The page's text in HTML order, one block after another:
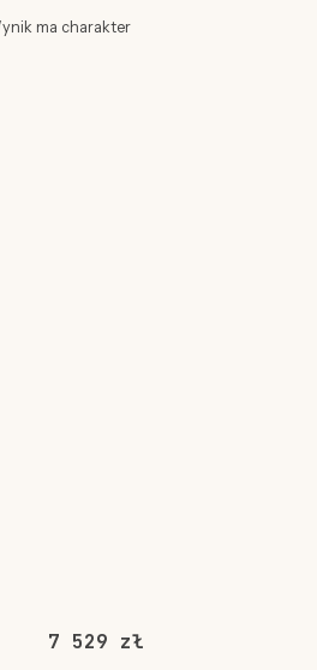
ma charakter
7 529 zł